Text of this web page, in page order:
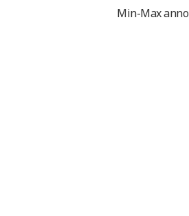
Min-Max anno